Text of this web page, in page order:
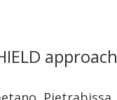
approach